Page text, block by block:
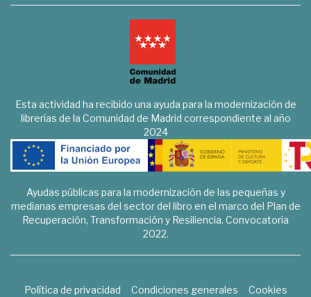
Esta actividad ha recibido una ayuda para la modernización de
librerías de la Comunidad de Madrid correspondiente al año
2024
Ayudas públicas para la modernización de las pequeñas y
medianas empresas del sector del libro en el marco del Plan de
Recuperación, Transformación y Resiliencia. Convocatoria
2022.
Política de privacidad Condiciones generales
Cookies